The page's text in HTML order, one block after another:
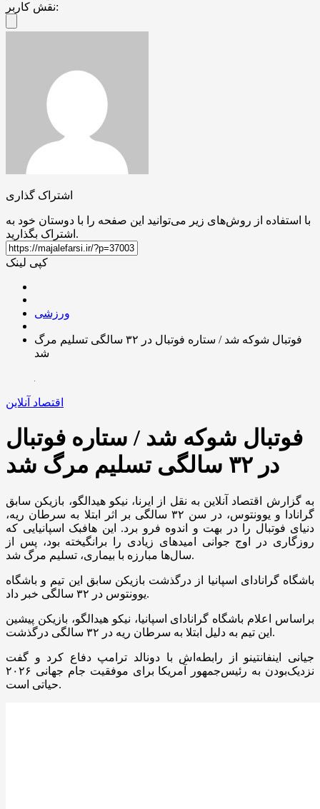
نقش کاربر:
اشتراک گذاری
با استفاده از روش‌های زیر می‌توانید این صفحه را با دوستان خود به
اشتراک بگذارید.
کپی لینک
ورزشی
فوتبال شوکه شد / ستاره فوتبال در ۳۲ سالگی تسلیم مرگ
شد
اقتصاد آنلاین
فوتبال شوکه شد / ستاره فوتبال
در ۳۲ سالگی تسلیم مرگ شد
به گزارش اقتصاد آنلاین به نقل از ایرنا، نیکو هیدالگو، بازیکن سابق
گرانادا و یوونتوس، در سن ۳۲ سالگی بر اثر ابتلا به سرطان ریه،
دنیای فوتبال را در بهت و اندوه فرو برد. این هافبک اسپانیایی که
روزگاری در اوج جوانی امیدهای زیادی را برانگیخته بود، پس از
سال‌ها مبارزه با بیماری، تسلیم مرگ شد.
باشگاه گرانادای اسپانیا از درگذشت بازیکن سابق این تیم و باشگاه
یوونتوس در ۳۲ سالگی خبر داد.
براساس اعلام باشگاه گرانادای اسپانیا، نیکو هیدالگو، بازیکن پیشین
این تیم به دلیل ابتلا به سرطان ریه در ۳۲ سالگی درگذشت.
جیانی اینفانتینو از رابطه‌اش با دونالد ترامپ دفاع کرد و گفت
نزدیک‌بودن به رئیس‌جمهور آمریکا برای موفقیت جام جهانی ۲۰۲۶
حیاتی است.